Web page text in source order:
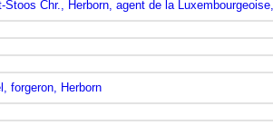
Stoos Chr., Herborn, agent de la
forgeron, Herborn